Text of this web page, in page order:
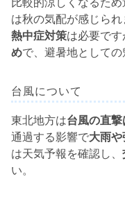
は秋の気配が感じられ
熱中症対策は必要です
めで、避暑地としての
台風について
東北地方は台風の直
通過する影響で大雨
は天気予報を確認し、
い。